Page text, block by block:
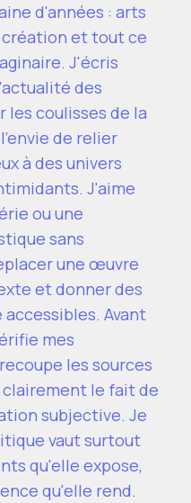
d'années : arts
création et tout ce
J'écris
des
les coulisses de la
de relier
à des univers
J'aime
ou une
sans
une œuvre
et donner des
Avant
mes
les sources
le fait de
subjective. Je
vaut surtout
qu'elle expose,
qu'elle rend.